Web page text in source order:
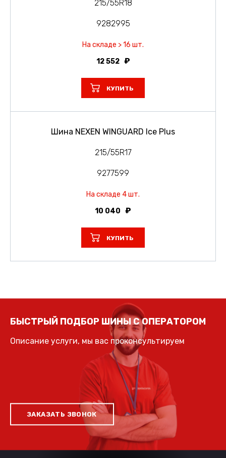
215/55R18
9282995
На складе > 16 шт.
12 552
КУПИТЬ
Шина NEXEN WINGUARD Ice Plus
215/55R17
9277599
На складе 4 шт.
10 040
КУПИТЬ
БЫСТРЫЙ ПОДБОР ШИНЫ С ОПЕРАТОРОМ
Описание услуги, мы вас проконсультируем
ЗАКАЗАТЬ ЗВОНОК